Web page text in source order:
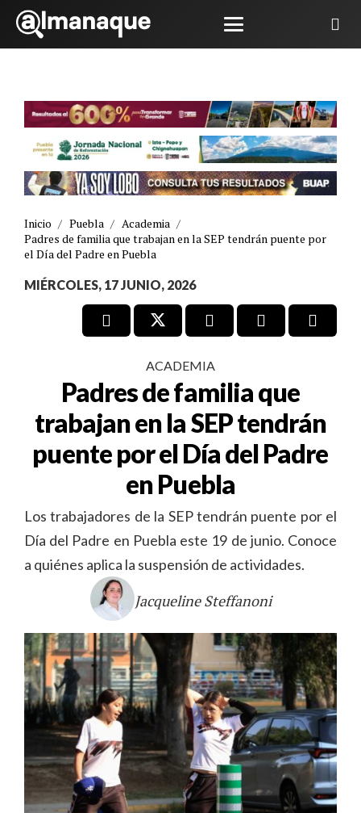
Inicio / Puebla / Academia /
Padres de familia que trabajan en la SEP tendrán puente por
el Día del Padre en Puebla
MIÉRCOLES, 17 JUNIO, 2026
ACADEMIA
Padres de familia que
trabajan en la SEP tendrán
puente por el Día del Padre
en Puebla
Los trabajadores de la SEP tendrán puente por el
Día del Padre en Puebla este 19 de junio. Conoce
a quiénes aplica la suspensión de actividades.
Jacqueline Steffanoni